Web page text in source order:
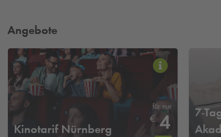
Angebote
Kinotarif Nürnberg
für nur
€ 4
7-